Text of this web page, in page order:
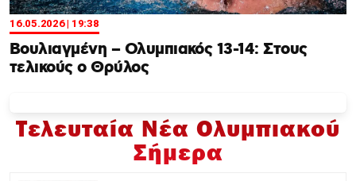
16.05.2026 | 19:38
Βουλιαγμένη – Ολυμπιακός 13-14: Στους
τελικούς ο Θρύλος
Τελευταία Νέα Ολυμπιακού
Σήμερα